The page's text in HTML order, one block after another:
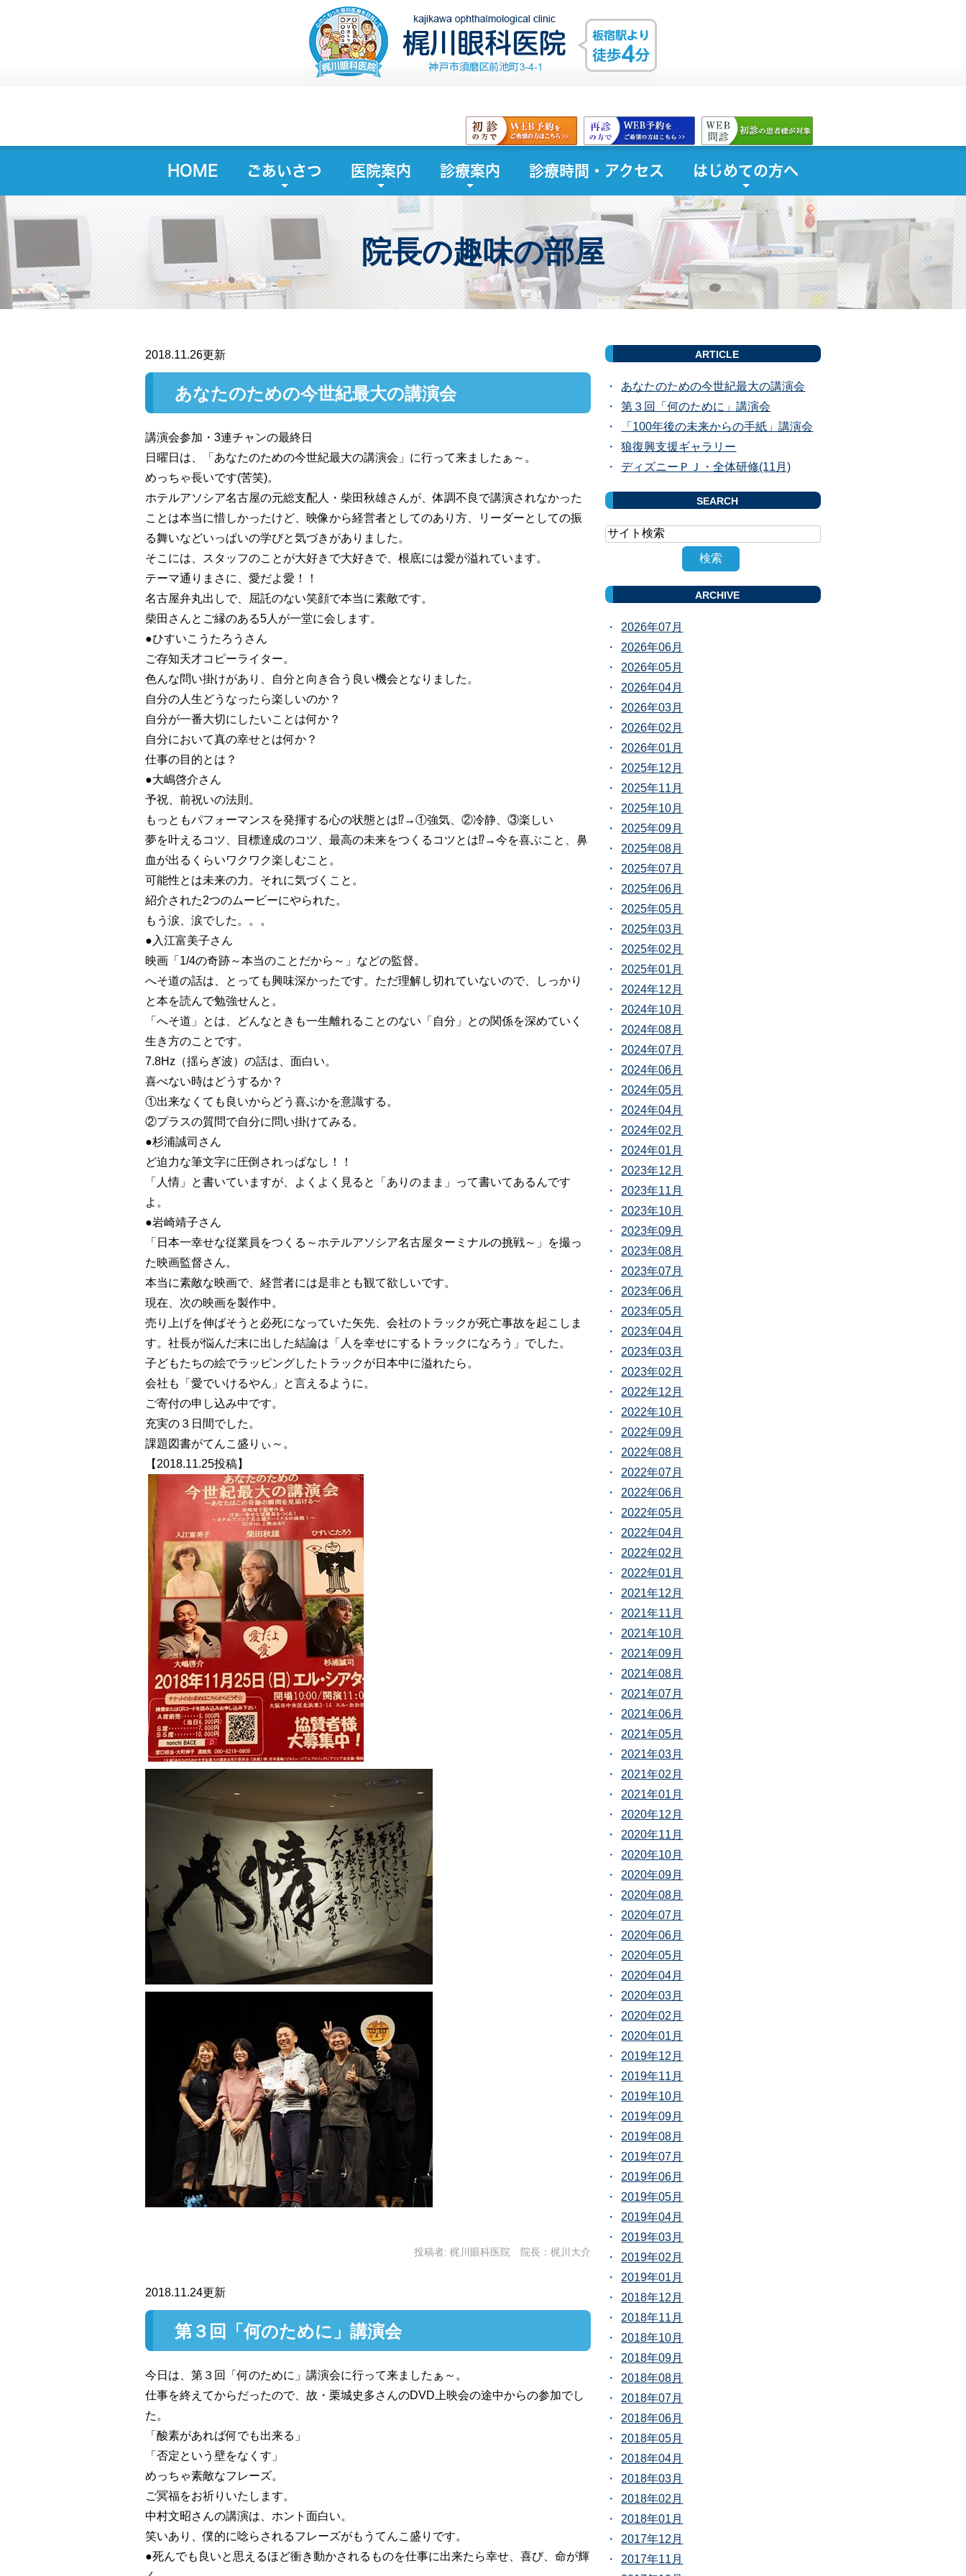
HOME ごあいさつ 医院案内 診療案内 診療時間・アクセス はじめての方へ
院長の趣味の部屋
2018.11.26更新
あなたのための今世紀最大の講演会
講演会参加・3連チャンの最終日
日曜日は、「あなたのための今世紀最大の講演会」に行って来ましたぁ～。
めっちゃ長いです(苦笑)。
ホテルアソシア名古屋の元総支配人・柴田秋雄さんが、体調不良で講演されなかった
ことは本当に惜しかったけど、映像から経営者としてのあり方、リーダーとしての振
る舞いなどいっぱいの学びと気づきがありました。
そこには、スタッフのことが大好きで大好きで、根底には愛が溢れています。
テーマ通りまさに、愛だよ愛！！
名古屋弁丸出しで、屈託のない笑顔で本当に素敵です。
柴田さんとご縁のある5人が一堂に会します。
●ひすいこうたろうさん
ご存知天才コピーライター。
色んな問い掛けがあり、自分と向き合う良い機会となりました。
自分の人生どうなったら楽しいのか？
自分が一番大切にしたいことは何か？
自分において真の幸せとは何か？
仕事の目的とは？
●大嶋啓介さん
予祝、前祝いの法則。
もっともパフォーマンスを発揮する心の状態とは⁉️→①強気、②冷静、③楽しい
夢を叶えるコツ、目標達成のコツ、最高の未来をつくるコツとは⁉️→今を喜ぶこと、鼻
血が出るくらいワクワク楽しむこと。
可能性とは未来の力。それに気づくこと。
紹介された2つのムービーにやられた。
もう涙、涙でした。。。
●入江富美子さん
映画「1/4の奇跡～本当のことだから～」などの監督。
へそ道の話は、とっても興味深かったです。ただ理解し切れていないので、しっかり
と本を読んで勉強せんと。
「へそ道」とは、どんなときも一生離れることのない「自分」との関係を深めていく
生き方のことです。
7.8Hz（揺らぎ波）の話は、面白い。
喜べない時はどうするか？
①出来なくても良いからどう喜ぶかを意識する。
②プラスの質問で自分に問い掛けてみる。
●杉浦誠司さん
ど迫力な筆文字に圧倒されっぱなし！！
「人情」と書いていますが、よくよく見ると「ありのまま」って書いてあるんです
よ。
●岩崎靖子さん
「日本一幸せな従業員をつくる～ホテルアソシア名古屋ターミナルの挑戦～」を撮っ
た映画監督さん。
本当に素敵な映画で、経営者には是非とも観て欲しいです。
現在、次の映画を製作中。
売り上げを伸ばそうと必死になっていた矢先、会社のトラックが死亡事故を起こしま
す。社長が悩んだ末に出した結論は「人を幸せにするトラックになろう」でした。
子どもたちの絵でラッピングしたトラックが日本中に溢れたら。
会社も「愛でいけるやん」と言えるように。
ご寄付の申し込み中です。
充実の３日間でした。
課題図書がてんこ盛りぃ～。
【2018.11.25投稿】
投稿者: 梶川眼科医院 院長：梶川大介
2018.11.24更新
第３回「何のために」講演会
今日は、第３回「何のために」講演会に行って来ましたぁ～。
仕事を終えてからだったので、故・栗城史多さんのDVD上映会の途中からの参加でし
た。
「酸素があれば何でも出来る」
「否定という壁をなくす」
めっちゃ素敵なフレーズ。
ご冥福をお祈りいたします。
中村文昭さんの講演は、ホント面白い。
笑いあり、僕的に唸らされるフレーズがもうてんこ盛りです。
●死んでも良いと思えるほど衝き動かされるものを仕事に出来たら幸せ、喜び、命が輝
ARTICLE
あなたのための今世紀最大の講演会
第３回「何のために」講演会
「100年後の未来からの手紙」講演会
狼復興支援ギャラリー
ディズニーＰＪ・全体研修(11月)
SEARCH
ARCHIVE
2026年07月
2026年06月
2026年05月
2026年04月
2026年03月
2026年02月
2026年01月
2025年12月
2025年11月
2025年10月
2025年09月
2025年08月
2025年07月
2025年06月
2025年05月
2025年03月
2025年02月
2025年01月
2024年12月
2024年10月
2024年08月
2024年07月
2024年06月
2024年05月
2024年04月
2024年02月
2024年01月
2023年12月
2023年11月
2023年10月
2023年09月
2023年08月
2023年07月
2023年06月
2023年05月
2023年04月
2023年03月
2023年02月
2022年12月
2022年10月
2022年09月
2022年08月
2022年07月
2022年06月
2022年05月
2022年04月
2022年02月
2022年01月
2021年12月
2021年11月
2021年10月
2021年09月
2021年08月
2021年07月
2021年06月
2021年05月
2021年03月
2021年02月
2021年01月
2020年12月
2020年11月
2020年10月
2020年09月
2020年08月
2020年07月
2020年06月
2020年05月
2020年04月
2020年03月
2020年02月
2020年01月
2019年12月
2019年11月
2019年10月
2019年09月
2019年08月
2019年07月
2019年06月
2019年05月
2019年04月
2019年03月
2019年02月
2019年01月
2018年12月
2018年11月
2018年10月
2018年09月
2018年08月
2018年07月
2018年06月
2018年05月
2018年04月
2018年03月
2018年02月
2018年01月
2017年12月
2017年11月